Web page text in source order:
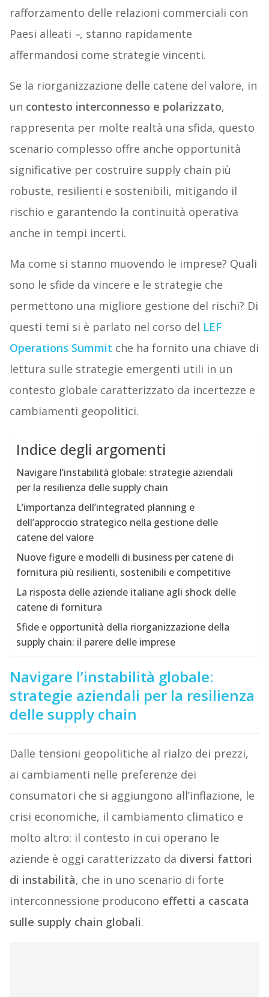
rafforzamento delle relazioni commerciali con
Paesi alleati –, stanno rapidamente
affermandosi come strategie vincenti.
Se la riorganizzazione delle catene del valore, in
un contesto interconnesso e polarizzato,
rappresenta per molte realtà una sfida, questo
scenario complesso offre anche opportunità
significative per costruire supply chain più
robuste, resilienti e sostenibili, mitigando il
rischio e garantendo la continuità operativa
anche in tempi incerti.
Ma come si stanno muovendo le imprese? Quali
sono le sfide da vincere e le strategie che
permettono una migliore gestione del rischi? Di
questi temi si è parlato nel corso del LEF
Operations Summit che ha fornito una chiave di
lettura sulle strategie emergenti utili in un
contesto globale caratterizzato da incertezze e
cambiamenti geopolitici.
Indice degli argomenti
Navigare l’instabilità globale: strategie aziendali
per la resilienza delle supply chain
L’importanza dell’integrated planning e
dell’approccio strategico nella gestione delle
catene del valore
Nuove figure e modelli di business per catene di
fornitura più resilienti, sostenibili e competitive
La risposta delle aziende italiane agli shock delle
catene di fornitura
Sfide e opportunità della riorganizzazione della
supply chain: il parere delle imprese
Navigare l’instabilità globale:
strategie aziendali per la resilienza
delle supply chain
Dalle tensioni geopolitiche al rialzo dei prezzi,
ai cambiamenti nelle preferenze dei
consumatori che si aggiungono all’inflazione, le
crisi economiche, il cambiamento climatico e
molto altro: il contesto in cui operano le
aziende è oggi caratterizzato da diversi fattori
di instabilità, che in uno scenario di forte
interconnessione producono effetti a cascata
sulle supply chain globali.